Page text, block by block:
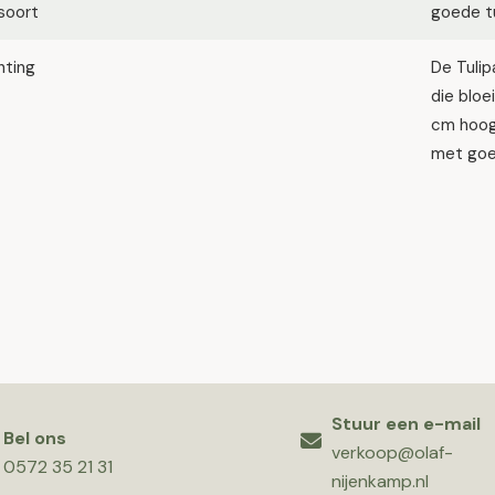
goede
De
die
cm
met
Bel ons
0572 35 21 31
Stuur een e-mail
verkoop@olaf-
nijenkamp.nl